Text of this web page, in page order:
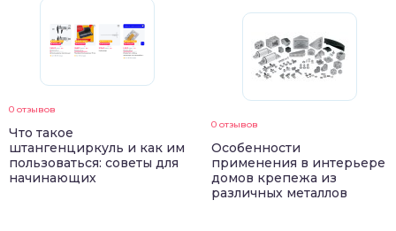
0 отзывов
Что такое
штангенциркуль и как им
пользоваться: советы для
начинающих
0 отзывов
Особенности
применения в интерьере
домов крепежа из
различных металлов